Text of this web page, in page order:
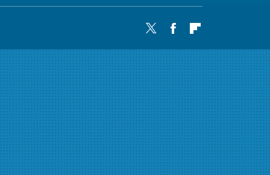
Twitter Facebook